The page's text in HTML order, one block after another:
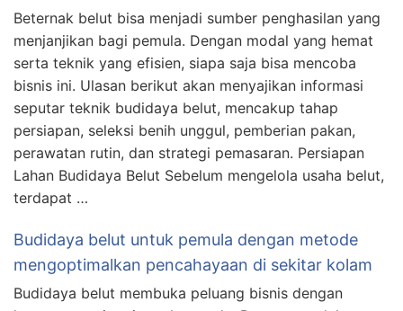
Beternak belut bisa menjadi sumber penghasilan yang
menjanjikan bagi pemula. Dengan modal yang hemat
serta teknik yang efisien, siapa saja bisa mencoba
bisnis ini. Ulasan berikut akan menyajikan informasi
seputar teknik budidaya belut, mencakup tahap
persiapan, seleksi benih unggul, pemberian pakan,
perawatan rutin, dan strategi pemasaran. Persiapan
Lahan Budidaya Belut Sebelum mengelola usaha belut,
terdapat …
Budidaya belut untuk pemula dengan metode
mengoptimalkan pencahayaan di sekitar kolam
Budidaya belut membuka peluang bisnis dengan